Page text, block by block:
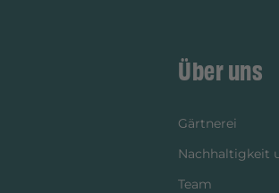
Über uns
Gärtnerei
Nachhaltigkeit
Team